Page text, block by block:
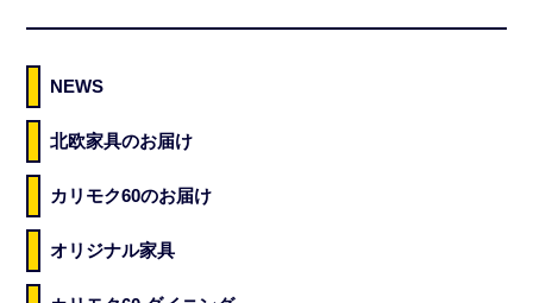
NEWS
北欧家具のお届け
カリモク60のお届け
オリジナル家具